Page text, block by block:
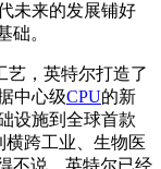
未来的发展铺好
础。
艺，英特尔打造了
中心级CPU的新
设施到全球首款
横跨工业、生物医